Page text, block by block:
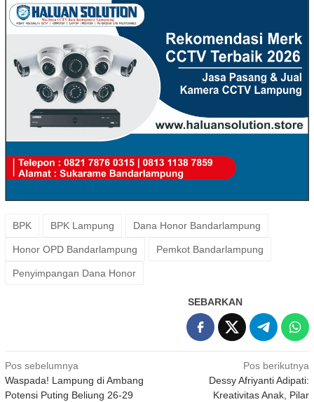
BPK BPK Lampung Dana Honor Bandarlampung
Honor OPD Bandarlampung Pemkot Bandarlampung
Penyimpangan Dana Honor
SEBARKAN
Navigasi
pos
Pos sebelumnya
Waspada! Lampung di Ambang
Potensi Puting Beliung 26-29
Pos berikutnya
Dessy Afriyanti Adipati:
Kreativitas Anak, Pilar